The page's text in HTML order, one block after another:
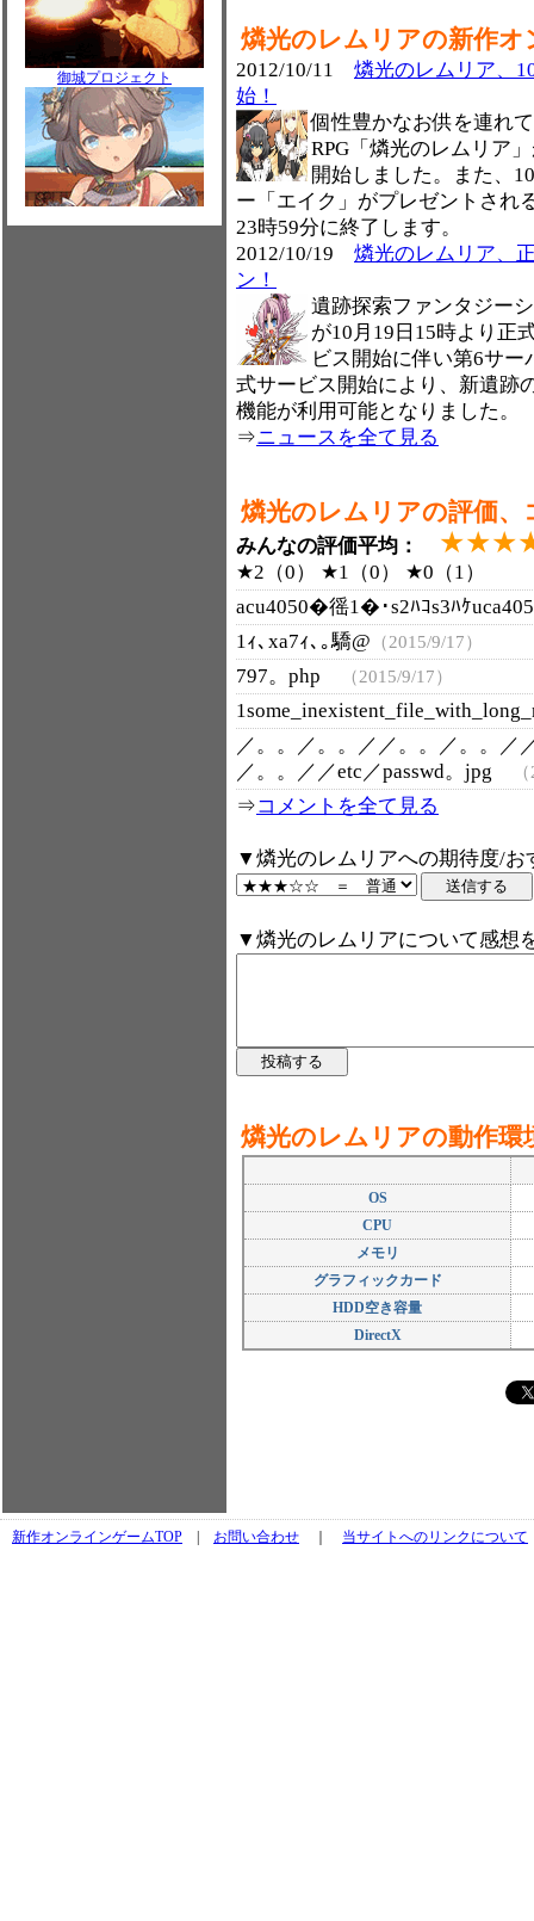
御城プロジェクト
燐光のレムリアの新作
2012/10/11 燐光のレムリア、
始！
個性豊かなお供を連れ
RPG「燐光のレムリア
開始しました。また、
ー「エイク」がプレゼントされ
23時59分に終了します。
2012/10/19 燐光のレムリア、
ン！
遺跡探索ファンタジー
が10月19日15時より正
ビス開始に伴い第6サ
式サービス開始により、新遺跡
機能が利用可能となりました。
⇒ニュースを全て見る
燐光のレムリアの評価、
みんなの評価平均：
★2（0） ★1（0） ★0（1）
acu4050�徭1�･s2ﾊｺs3ﾊｹ
1ｨ､xa7ｨ､｡驕@ （2015/9/17）
797。php （2015/9/17）
／。。／。。／／。。／。。／
／。。／／etc／passwd。jpg
⇒コメントを全て見る
▼燐光のレムリアへの期待度/お
▼燐光のレムリアについて感想
燐光のレムリアの動作環
OS
CPU
メモリ
グラフィックカード
HDD空き容量
DirectX
新作オンラインゲームTOP お問い合わせ 当サイトへのリンクについて